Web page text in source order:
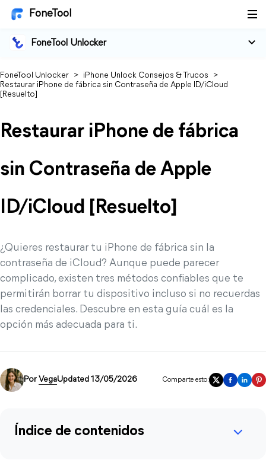
FoneTool
FoneTool Unlocker
FoneTool Unlocker > iPhone Unlock Consejos & Trucos
>
Restaurar iPhone de fábrica sin Contraseña de Apple ID/iCloud
[Resuelto]
Restaurar iPhone de fábrica
sin Contraseña de Apple
ID/iCloud [Resuelto]
¿Quieres restaurar tu iPhone de fábrica sin la
contraseña de iCloud? Aunque puede parecer
complicado, existen tres métodos confiables que te
permitirán borrar tu dispositivo incluso si no recuerdas
las credenciales. Descubre en esta guía cuál es la
opción más adecuada para ti.
Por VegaUpdated 13/05/2026 Comparte esto:
Índice de contenidos